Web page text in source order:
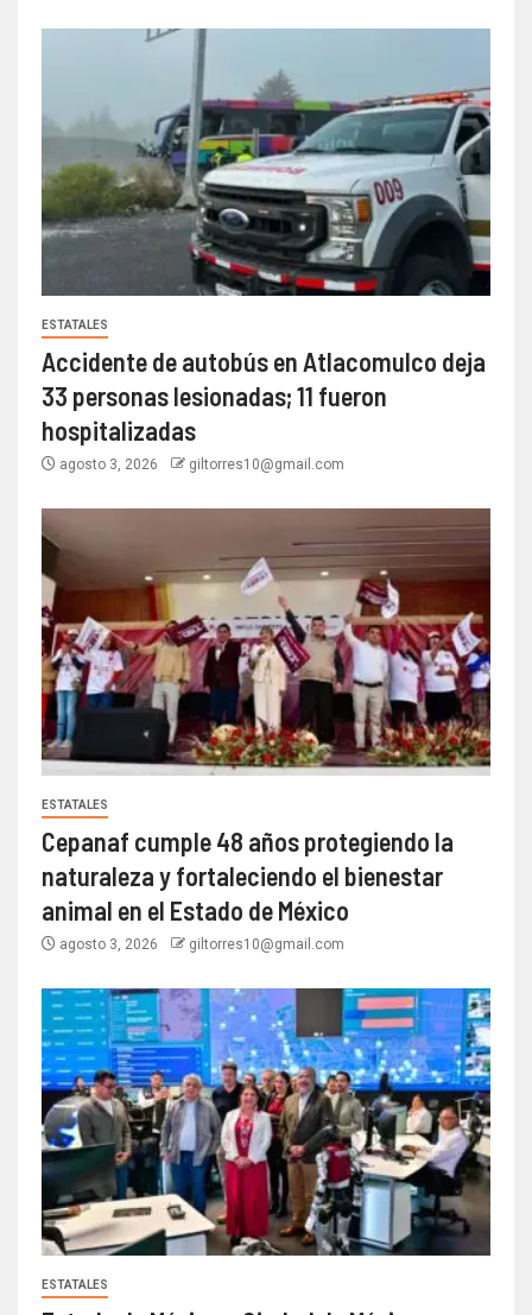
ESTATALES
Accidente de autobús en Atlacomulco deja
33 personas lesionadas; 11 fueron
hospitalizadas
agosto 3, 2026 giltorres10@gmail.com
ESTATALES
Cepanaf cumple 48 años protegiendo la
naturaleza y fortaleciendo el bienestar
animal en el Estado de México
agosto 3, 2026 giltorres10@gmail.com
ESTATALES